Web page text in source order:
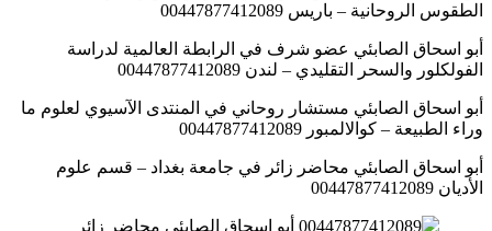
الطقوس الروحانية – باريس 00447877412089
أبو اسحاق الصابئي عضو شرف في الرابطة العالمية لدراسة
الفولكلور والسحر التقليدي – لندن 00447877412089
أبو اسحاق الصابئي مستشار روحاني في المنتدى الآسيوي لعلوم ما
وراء الطبيعة – كوالالمبور 00447877412089
أبو اسحاق الصابئي محاضر زائر في جامعة بغداد – قسم علوم
الأديان 00447877412089